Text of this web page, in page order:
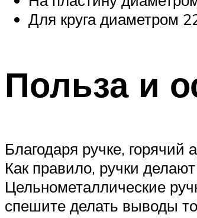
Для круга диаметром
Польза и
Благодаря ручке,
Как правило, ручки
Цельнометаллические
спешите делать выводы